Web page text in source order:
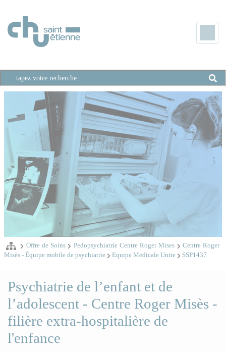
Offre de Soins Pedopsychiatrie Centre Roger Mises
Centre Roger
Misès - Équipe mobile de psychiatrie
Equipe Medicale Unite SSP1437
Psychiatrie de l’enfant et de
l’adolescent - Centre Roger Misès -
filière extra-hospitalière de
l'enfance